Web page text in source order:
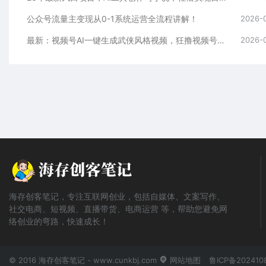
公众号流量主变现从0-1系统运营全流程讲解！ 2026-
最新：视频号AI一键生成武侠风格视频，狂撸视频号分成收益，学完轻松日入1000+ 2026-
海存创客笔记，专注互联网创业，包括自媒体、文案写作、
社交电商、短视频、直播带货、电商运营 等，帮助您避免网
络创业的弯路，快速成长！
© 2016 海存创客笔记 - www.cunkbj.com 网站地图 鲁ICP备